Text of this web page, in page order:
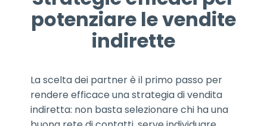
potenziare le vendite
indirette
La scelta dei partner è il primo passo per
rendere efficace una strategia di vendita
indiretta: non basta selezionare chi ha una